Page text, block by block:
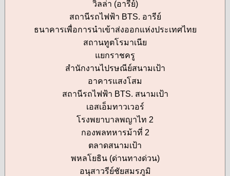
วิลล่า (อารีย์)
สถานีรถไฟฟ้า BTS. อารีย์
ธนาคารเพื่อการนำเข้าส่งออกแห่งประเทศไทย
สถานทูตโรมาเนีย
แยกราชครู
สำนักงานไปรษณีย์สนามเป้า
อาคารแสงโสม
สถานีรถไฟฟ้า BTS. สนามเป้า
เอสเอ็มทาวเวอร์
โรงพยาบาลพญาไท 2
กองพลทหารม้าที่ 2
ตลาดสนามเป้า
พหลโยธิน (ด่านทางด่วน)
อนุสาวรีย์ชัยสมรภูมิ